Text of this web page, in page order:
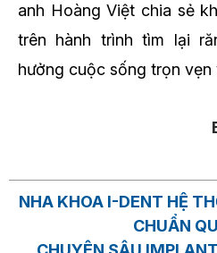
anh Hoàng Việt chia sẻ
trên hành trình tìm lại
hưởng cuộc sống trọn vẹn
NHA KHOA I-DENT HỆ
CHUẨN